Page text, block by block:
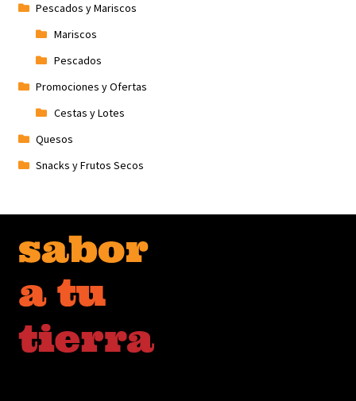
Pescados y Mariscos
Mariscos
Pescados
Promociones y Ofertas
Cestas y Lotes
Quesos
Snacks y Frutos Secos